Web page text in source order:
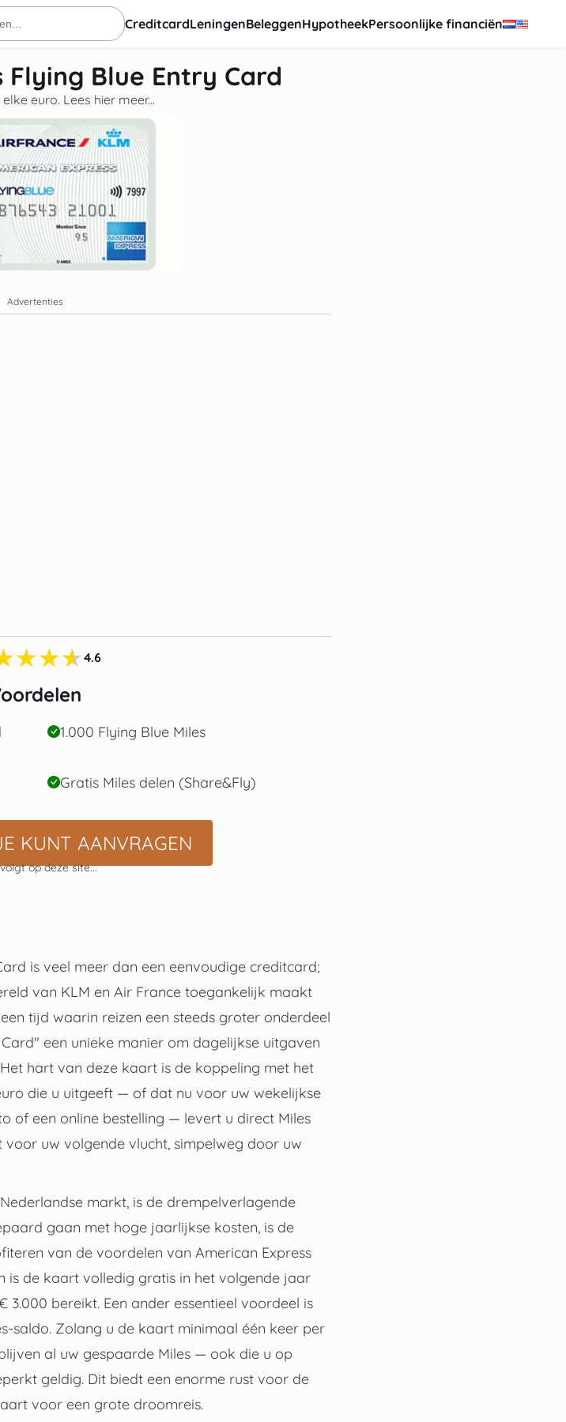
CreditcardLeningenBeleggenHypotheekPersoonlijke financiën
Flying Blue Entry Card
euro. Lees hier meer...
Advertenties
★★★★★
4.6
1.000 Flying Blue Miles
Gratis Miles delen (Share&Fly)
KUNT AANVRAGEN
op deze site...
is veel meer dan een eenvoudige creditcard;
van KLM en Air France toegankelijk maakt
tijd waarin reizen een steeds groter onderdeel
een unieke manier om dagelijkse uitgaven
hart van deze kaart is de koppeling met het
die u uitgeeft — of dat nu voor uw wekelijkse
of een online bestelling — levert u direct Miles
uw volgende vlucht, simpelweg door uw
markt, is de drempelverlagende
gaan met hoge jaarlijkse kosten, is de
van de voordelen van American Express
is de kaart volledig gratis in het volgende jaar
bereikt. Een ander essentieel voordeel is
saldo. Zolang u de kaart minimaal één keer per
al uw gespaarde Miles — ook die u op
geldig. Dit biedt een enorme rust voor de
voor een grote droomreis.